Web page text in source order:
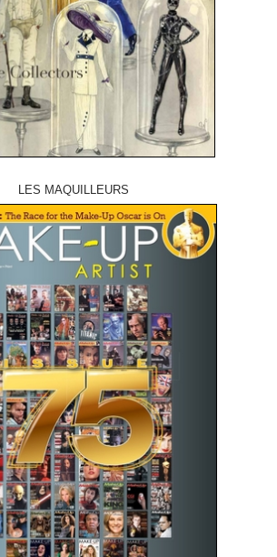
LES MAQUILLEURS